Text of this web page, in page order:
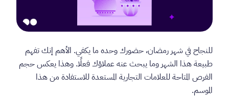
للنجاح في شهر رمضان، حضورك وحده ما يكفي. الأهم إنك تفهم
طبيعة هذا الشهر وما يبحث عنه عملاؤك فعلًا. وهذا يعكس حجم
الفرص المتاحة للعلامات التجارية المستعدة للاستفادة من هذا
الموسم.